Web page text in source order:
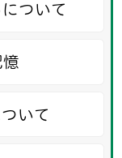
ついて
いて